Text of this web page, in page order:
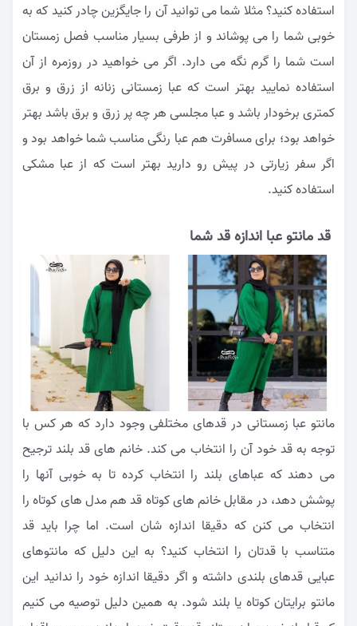
استفاده کنید؟ مثلا شما می توانید آن را جایگزین چادر کنید که به
خوبی شما را می پوشاند و از طرفی بسیار مناسب فصل زمستان
است شما را گرم نگه می دارد. اگر می خواهید در روزمره از آن
استفاده نمایید بهتر است که عبا زمستانی زنانه از زرق و برق
کمتری برخودار باشد و عبا مجلسی هر چه پر زرق و برق باشد بهتر
خواهد بود؛ برای مسافرت هم عبا رنگی مناسب شما خواهد بود و
اگر سفر زیارتی در پیش رو دارید بهتر است که از عبا مشکی
استفاده کنید.
قد مانتو عبا اندازه قد شما
مانتو عبا زمستانی در قدهای مختلفی وجود دارد که هر کس با
توجه به قد خود آن را انتخاب می کند. خانم های قد بلند ترجيح
می دهند که عباهای بلند را انتخاب کرده تا به خوبی آنها را
پوشش دهد، در مقابل خانم های کوتاه قد هم مدل های کوتاه را
انتخاب می کنن که دقیقا اندازه شان است. اما چرا باید قد
متناسب با قدتان را انتخاب کنید؟ به این دلیل که مانتوهای
عبایی قدهای بلندی داشته و اگر دقیقا اندازه خود را ندانید این
مانتو برایتان کوتاه یا بلند شود. به همین دلیل توصیه می کنیم